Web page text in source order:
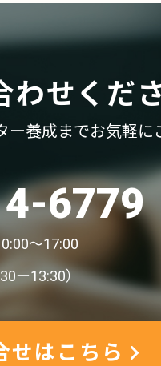
わせくだ
ー養成までお気軽に
6779
〜17:00
ー13:30）
せはこちら